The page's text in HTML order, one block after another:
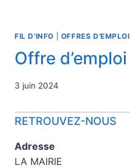
FIL D'INFO OFFRES D'EMPLOI
Offre d’emploi
3 juin 2024
RETROUVEZ-NOUS
Adresse
LA MAIRIE